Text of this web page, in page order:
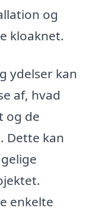
og
kloaknet.
ydelser kan
af, hvad
og de
Dette kan
enkelte